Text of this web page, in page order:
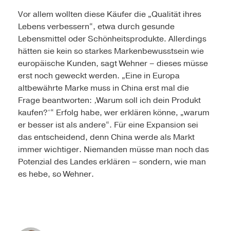
Vor allem wollten diese Käufer die „Qualität ihres
Lebens verbessern“, etwa durch gesunde
Lebensmittel oder Schönheitsprodukte. Allerdings
hätten sie kein so starkes Markenbewusstsein wie
europäische Kunden, sagt Wehner – dieses müsse
erst noch geweckt werden. „Eine in Europa
altbewährte Marke muss in China erst mal die
Frage beantworten: ‚Warum soll ich dein Produkt
kaufen?‘“ Erfolg habe, wer erklären könne, „warum
er besser ist als andere“. Für eine Expansion sei
das entscheidend, denn China werde als Markt
immer wichtiger. Niemanden müsse man noch das
Potenzial des Landes erklären – sondern, wie man
es hebe, so Wehner.